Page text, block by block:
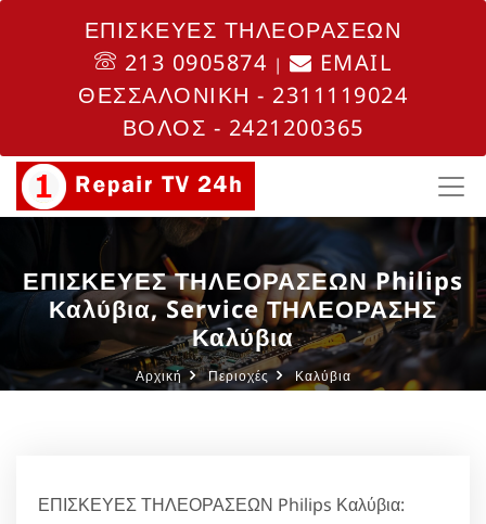
ΕΠΙΣΚΕΥΕΣ ΤΗΛΕΟΡΑΣΕΩΝ
213 0905874 |
EMAIL
ΘΕΣΣΑΛΟΝΙΚΗ - 2311119024
ΒΟΛΟΣ - 2421200365
ΕΠΙΣΚΕΥΕΣ ΤΗΛΕΟΡΑΣΕΩΝ Philips
Καλύβια, Service ΤΗΛΕΟΡΑΣΗΣ
Καλύβια
Αρχική Περιοχές Καλύβια
ΕΠΙΣΚΕΥΕΣ ΤΗΛΕΟΡΑΣΕΩΝ Philips Καλύβια: